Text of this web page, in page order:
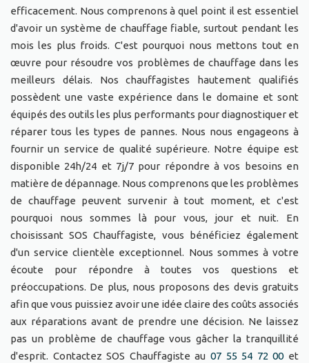
efficacement. Nous comprenons à quel point il est essentiel
d'avoir un système de chauffage fiable, surtout pendant les
mois les plus froids. C'est pourquoi nous mettons tout en
œuvre pour résoudre vos problèmes de chauffage dans les
meilleurs délais. Nos chauffagistes hautement qualifiés
possèdent une vaste expérience dans le domaine et sont
équipés des outils les plus performants pour diagnostiquer et
réparer tous les types de pannes. Nous nous engageons à
fournir un service de qualité supérieure. Notre équipe est
disponible 24h/24 et 7j/7 pour répondre à vos besoins en
matière de dépannage. Nous comprenons que les problèmes
de chauffage peuvent survenir à tout moment, et c'est
pourquoi nous sommes là pour vous, jour et nuit. En
choisissant SOS Chauffagiste, vous bénéficiez également
d'un service clientèle exceptionnel. Nous sommes à votre
écoute pour répondre à toutes vos questions et
préoccupations. De plus, nous proposons des devis gratuits
afin que vous puissiez avoir une idée claire des coûts associés
aux réparations avant de prendre une décision. Ne laissez
pas un problème de chauffage vous gâcher la tranquillité
d'esprit. Contactez SOS Chauffagiste au 07 55 54 72 00et